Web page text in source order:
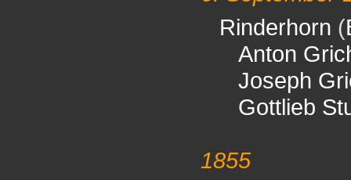
Rinderhorn (
Anton
Joseph
Gottlieb
1855